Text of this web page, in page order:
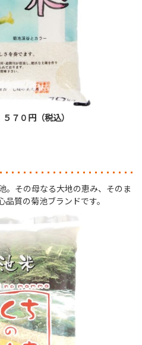
７０円（税込）
。その母なる大地の恵み、そのま
質の菊池ブランドです。